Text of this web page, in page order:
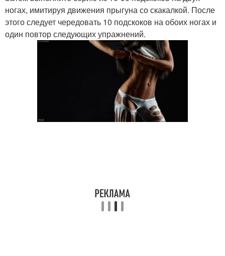
ногах, имитируя движения прыгуна со скакалкой. После
этого следует чередовать 10 подскоков на обоих ногах и
один повтор следующих упражнений.